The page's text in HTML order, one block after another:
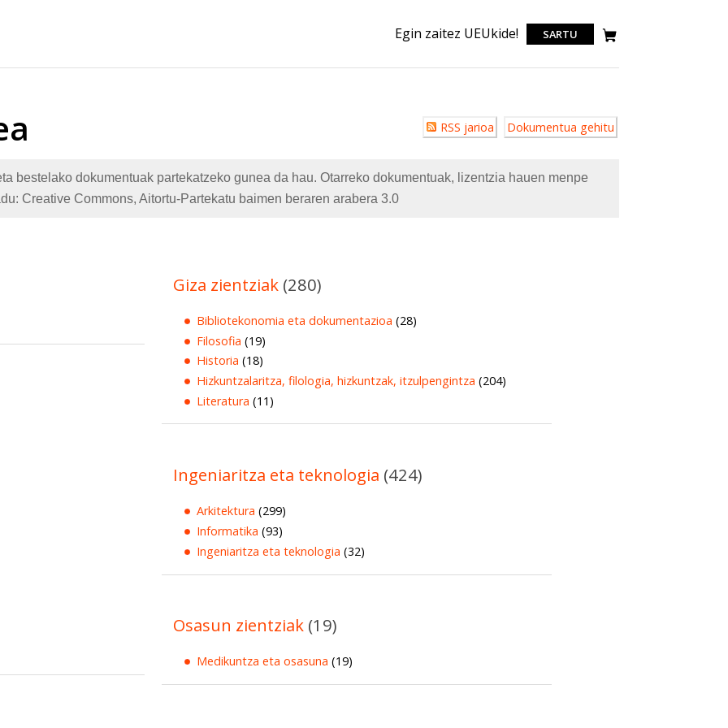
Egin zaitez UEUkide! SARTU
Erabiltzailearen
akzioak
RSS jarioa Dokumentua gehitu
bestelako dokumentuak partekatzeko gunea da hau. Otarreko dokumentuak, lizentzia hauen menpe
Creative Commons, Aitortu-Partekatu baimen beraren arabera 3.0
Giza zientziak (280)
Bibliotekonomia eta dokumentazioa (28)
Filosofia (19)
Historia (18)
Hizkuntzalaritza, filologia, hizkuntzak, itzulpengintza (204)
Literatura (11)
Ingeniaritza eta teknologia (424)
Arkitektura (299)
Informatika (93)
Ingeniaritza eta teknologia (32)
Osasun zientziak (19)
Medikuntza eta osasuna (19)